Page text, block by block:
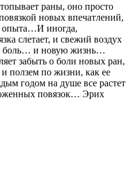
раны, оно просто
новых впечатлений,
иногда,
слетает, и свежий воздух
боль… и новую жизнь…
забыть о боли новых ран,
ползем по жизни, как ее
годом на душе все растет
повязок… Эрих